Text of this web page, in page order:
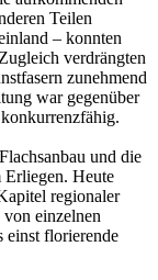
Teilen
– konnten
verdrängten
zunehmend
war gegenüber
und die
Heute
regionaler
von einzelnen
einst florierende